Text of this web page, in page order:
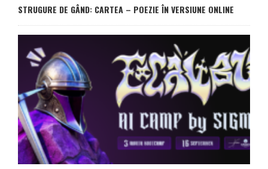
STRUGURE DE GÂND: CARTEA – POEZIE ÎN VERSIUNE ONLINE